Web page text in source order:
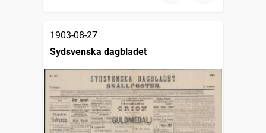
1903-08-27
Sydsvenska dagbladet